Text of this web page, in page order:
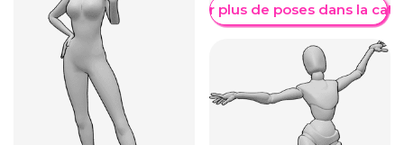
Afficher plus de poses dans la